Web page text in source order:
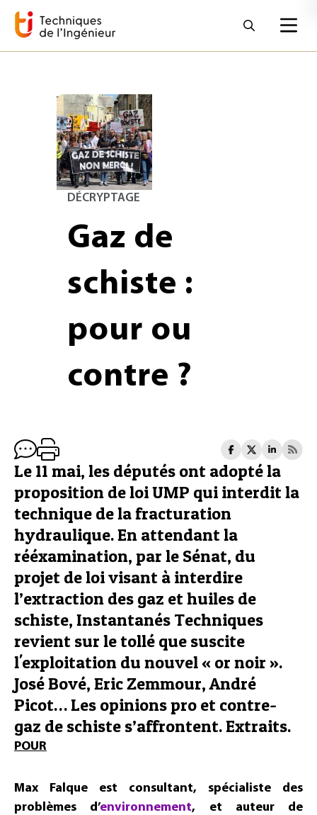
DÉCRYPTAGE
Gaz de
schiste :
pour ou
contre ?
Le 11 mai, les députés ont adopté la
proposition de loi UMP qui interdit la
technique de la fracturation
hydraulique. En attendant la
rééxamination, par le Sénat, du
projet de loi visant à interdire
l’extraction des gaz et huiles de
schiste, Instantanés Techniques
revient sur le tollé que suscite
l'exploitation du nouvel « or noir ».
José Bové, Eric Zemmour, André
Picot… Les opinions pro et contre-
gaz de schiste s’affrontent. Extraits.
POUR
Max Falque est consultant, spécialiste des
problèmes d’environnement, et auteur de